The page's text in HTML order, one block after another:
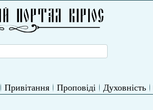
Привітання Проповіді Духовність